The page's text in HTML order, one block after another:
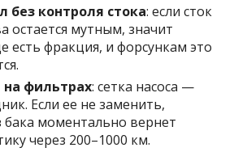
без контроля стока: если сток
остается мутным, значит
есть фракция, и форсункам это
фильтрах: сетка насоса —
Если ее не заменить,
бака моментально вернет
через 200–1000 км.